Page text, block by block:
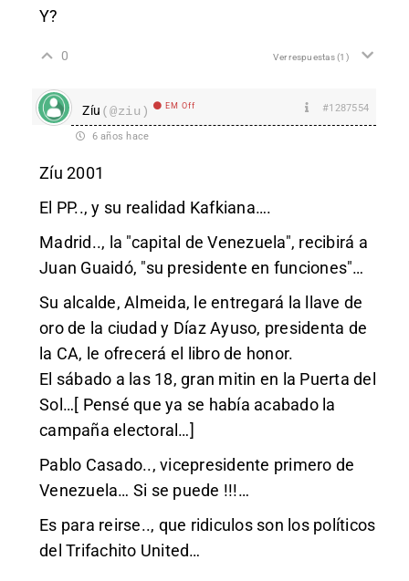
Y?
0 Ver respuestas(1)
Zíu (@ziu) EM Off #1287554
6 años hace
Zíu 2001
El PP.., y su realidad Kafkiana….
Madrid.., la "capital de Venezuela", recibirá a
Juan Guaidó, "su presidente en funciones"…
Su alcalde, Almeida, le entregará la llave de
oro de la ciudad y Díaz Ayuso, presidenta de
la CA, le ofrecerá el libro de honor.
El sábado a las 18, gran mitin en la Puerta del
Sol…[ Pensé que ya se había acabado la
campaña electoral…]
Pablo Casado.., vicepresidente primero de
Venezuela… Si se puede !!!…
Es para reirse.., que ridiculos son los políticos
del Trifachito United…